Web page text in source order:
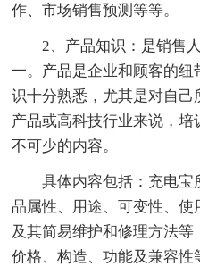
作、市场销售预测等等。
2、产品知识：是销售
一。产品是企业和顾客的
识十分熟悉，尤其是对自
产品或高科技行业来说，
不可少的内容。
具体内容包括：充电
品属性、用途、可变性、使
及其简易维护和修理方法
价格、构造、功能及兼容性